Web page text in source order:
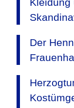
Kleidung
Der